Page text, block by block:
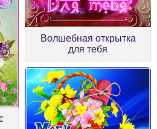
Волшебная открытка
для тебя